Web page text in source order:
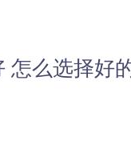
怎么选择好